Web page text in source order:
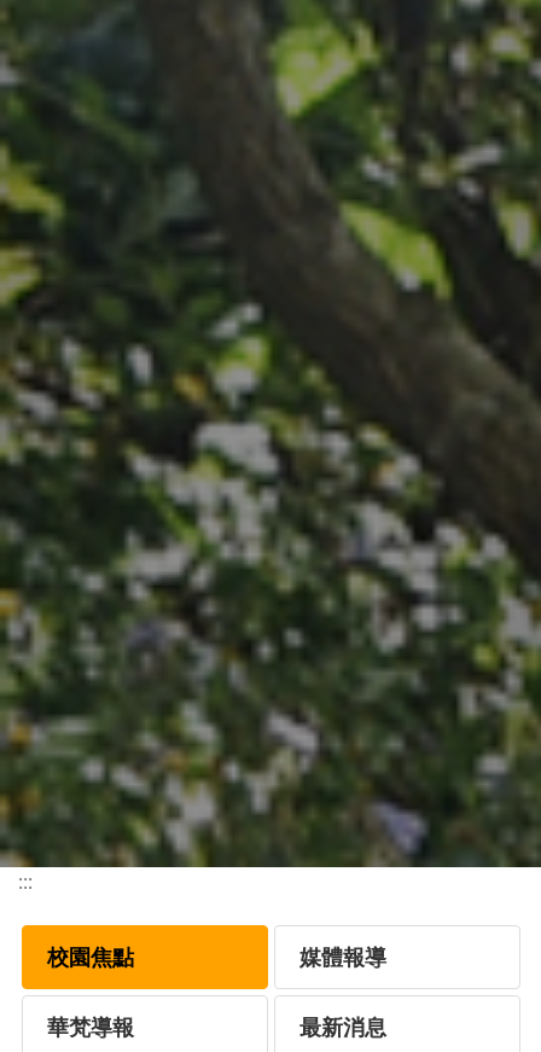
:::
校園焦點 媒體報導
華梵導報 最新消息